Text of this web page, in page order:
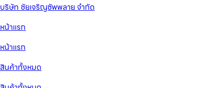
บริษัท ชัยเจริญซัพพลาย จำกัด
หน้าแรก
หน้าแรก
สินค้าทั้งหมด